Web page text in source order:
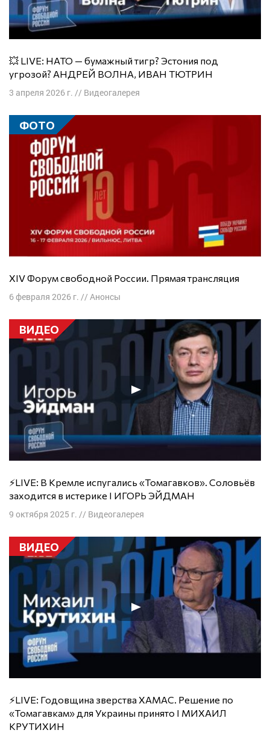
💥 LIVE: НАТО — бумажный тигр? Эстония под
угрозой? АНДРЕЙ ВОЛНА, ИВАН ТЮТРИН
3 апреля 2026 г. // Видеогалерея
ФОТО
XIV Форум свободной России. Прямая трансляция
6 февраля 2026 г. // Анонсы
ВИДЕО
⚡️LIVE: В Кремле испугались «Томагавков». Соловьёв
заходится в истерике I ИГОРЬ ЭЙДМАН
9 октября 2025 г. // Видеогалерея
ВИДЕО
⚡️LIVE: Годовщина зверства ХАМАС. Решение по
«Томагавкам» для Украины принято I МИХАИЛ
КРУТИХИН